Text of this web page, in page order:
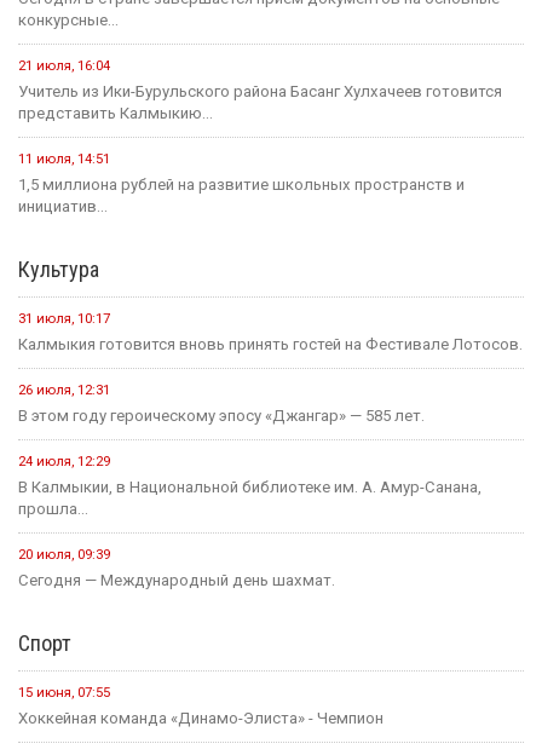
конкурсные...
21 июля, 16:04
Учитель из Ики-Бурульского района Басанг Хулхачеев готовится
представить Калмыкию...
11 июля, 14:51
1,5 миллиона рублей на развитие школьных пространств и
инициатив...
Культура
31 июля, 10:17
Калмыкия готовится вновь принять гостей на Фестивале Лотосов.
26 июля, 12:31
В этом году героическому эпосу «Джангар» — 585 лет.
24 июля, 12:29
В Калмыкии, в Национальной библиотеке им. А. Амур-Санана,
прошла...
20 июля, 09:39
Сегодня — Международный день шахмат.
Спорт
15 июня, 07:55
Хоккейная команда «Динамо-Элиста» - Чемпион